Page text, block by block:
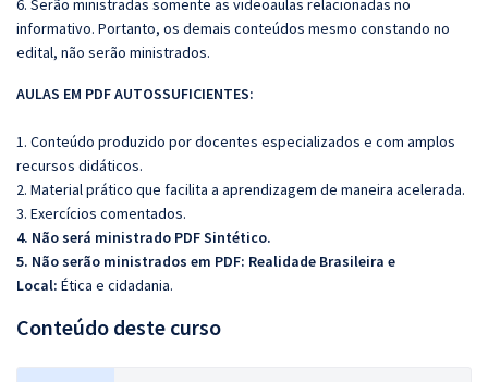
6. Serão ministradas somente as videoaulas relacionadas no
informativo. Portanto, os demais conteúdos mesmo constando no
edital, não serão ministrados.
AULAS EM PDF AUTOSSUFICIENTES:
1. Conteúdo produzido por docentes especializados e com amplos
recursos didáticos.
2. Material prático que facilita a aprendizagem de maneira acelerada.
3. Exercícios comentados.
4. Não será ministrado PDF Sintético.
5. Não serão ministrados em PDF: Realidade Brasileira e
Local: Ética e cidadania.
Conteúdo deste curso